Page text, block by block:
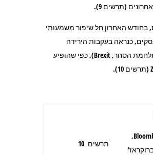
(תרשים 9).
בחודש האחרון חל שיפור משמעותי
כנראה בעקבות הירידה
בסיכונים (מלחמת הסחר, Brexit), כפי שהופיע
מקור: Bloomberg,
תרשים 10